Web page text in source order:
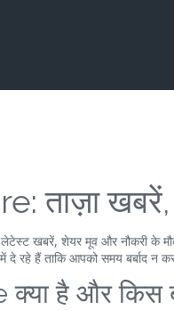
ताज़ा
खबरें, शेयर मूव और नौकरी के
दे रहे हैं ताकि आपको समय बर्बाद न
है और किस